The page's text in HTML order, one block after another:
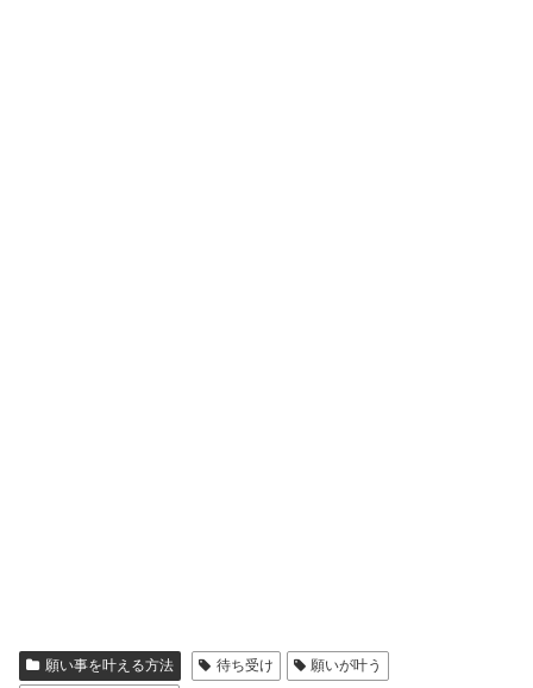
願い事を叶える方法 待ち受け
願いが叶う